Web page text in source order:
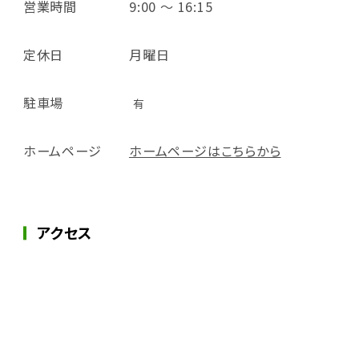
営業時間 9:00 ～ 16:15
定休日 月曜日
駐車場 有
ホームページ ホームページはこちらから
アクセス